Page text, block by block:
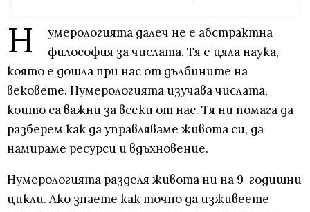
Н
умерологията далеч не е абстрактна
философия за числата. Тя е цяла наука,
която е дошла при нас от дълбините на
вековете. Нумерологията изучава числата,
които са важни за всеки от нас. Тя ни помага да
разберем как да управляваме живота си, да
намираме ресурси и вдъхновение.
Нумерологията разделя живота ни на 9-годишни
цикли. Ако знаете как точно да изживеете